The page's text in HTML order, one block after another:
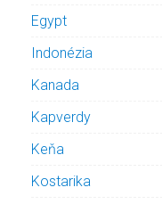
Egypt
Indonézia
Kanada
Kapverdy
Keňa
Kostarika